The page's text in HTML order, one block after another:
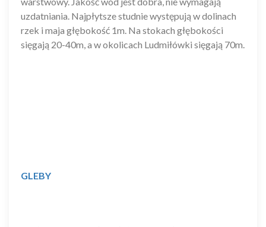
uzdatniania. Najpłytsze studnie występują w dolinach
rzek i maja głębokość 1m. Na stokach głębokości
sięgają 20-40m, a w okolicach Ludmiłówki sięgają 70m.
GLEBY